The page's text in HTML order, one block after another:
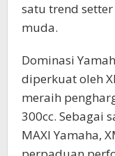
satu trend
muda.
Dominasi
diperkuat oleh
meraih
300cc. Sebagai
MAXI Yamaha,